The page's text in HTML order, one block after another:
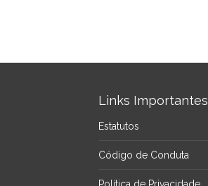
Links Importantes
Estatutos
Código de Conduta